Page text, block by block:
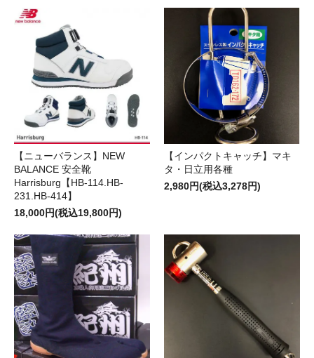
【ニューバランス】NEW
BALANCE 安全靴
Harrisburg【HB-114.HB-
231.HB-414】
18,000円(税込19,800円)
【インパクトキャッチ】マキ
タ・日立用各種
2,980円(税込3,278円)